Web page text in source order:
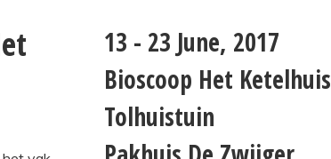
13 - 23 June, 2017
Bioscoop Het Ketelhuis
Tolhuistuin